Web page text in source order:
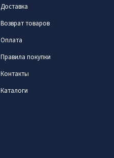
Доставка
Возврат товаров
Оплата
Правила покупки
Контакты
Каталоги